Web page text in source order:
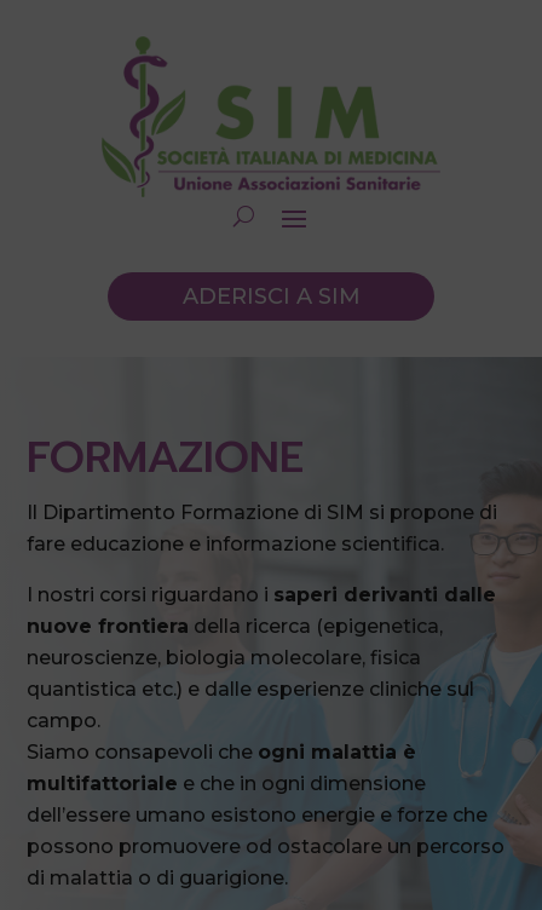
ADERISCI A SIM
FORMAZIONE
Il Dipartimento Formazione di SIM si propone di
fare educazione e informazione scientifica.
I nostri corsi riguardano i saperi derivanti dalle
nuove frontiera della ricerca (epigenetica,
neuroscienze, biologia molecolare, fisica
quantistica etc.) e dalle esperienze cliniche sul
campo.
Siamo consapevoli che ogni malattia è
multifattoriale e che in ogni dimensione
dell’essere umano esistono energie e forze che
possono promuovere od ostacolare un percorso
di malattia o di guarigione.